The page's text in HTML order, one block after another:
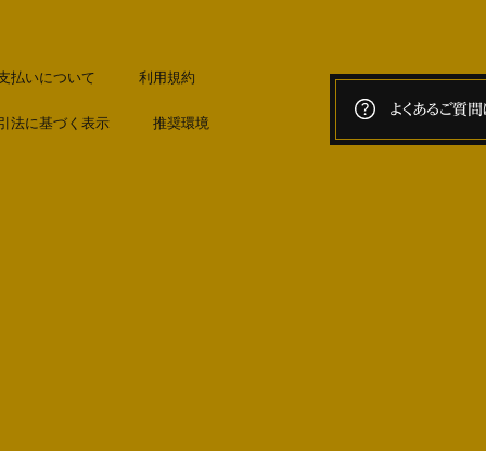
払いについて 利用規約
法に基づく表示 推奨環境
よくあるご質問